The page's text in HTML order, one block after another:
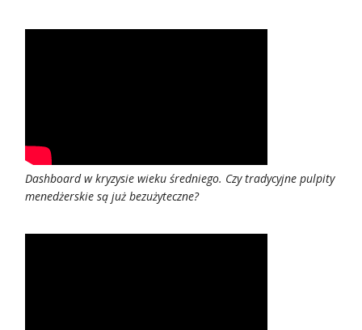
Klienci
Kariera
O
Dashboard w kryzysie wieku średniego. Czy tradycyjne pulpity
menedżerskie są już bezużyteczne?